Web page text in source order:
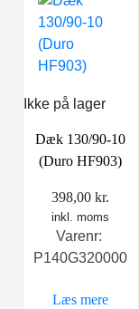
Ikke på lager
Dæk 130/90-10
(Duro HF903)
398,00kr.
inkl. moms
Varenr:
P140G320000
Læs mere